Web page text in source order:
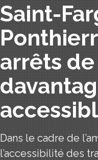
Saint-
arrêts
Dans le cadre de
l’accessibilité des